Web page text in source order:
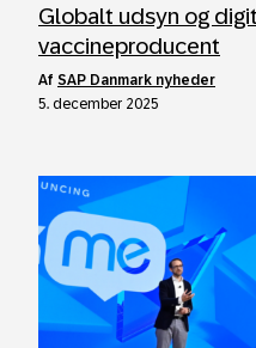
Globalt udsyn og
vaccineproducent
af SAP Danmark nyheder
5. december 2025